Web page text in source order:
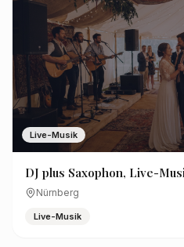
Live-Musik
DJ plus Saxophon, Live-
Nürnberg
Nürnberg
Live-Musik